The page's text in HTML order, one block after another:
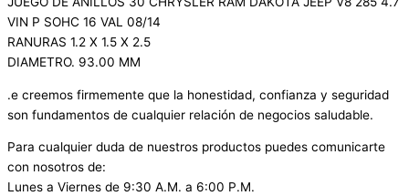
VIN P SOHC 16 VAL 08/14
RANURAS 1.2 X 1.5 X 2.5
DIAMETRO. 93.00 MM
.e creemos firmemente que la honestidad, confianza y seguridad
son fundamentos de cualquier relación de negocios saludable.
Para cualquier duda de nuestros productos puedes comunicarte
con nosotros de:
Lunes a Viernes de 9:30 A.M. a 6:00 P.M.